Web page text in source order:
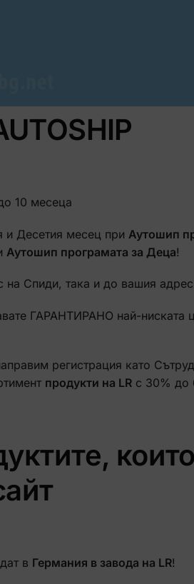
10 месеца
и Десетия месец при Аутошип
Аутошип програмата за Деца!
на Спиди, така и до вашия
ГАРАНТИРАНО най-ниската
регистрация като
продукти на LR с 30% до
които
в Германия в завода на LR!